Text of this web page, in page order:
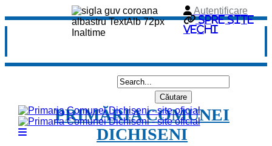
Spre site
vechi
Autentificare
PRIMĂRIA COMUNEI
DICHISENI